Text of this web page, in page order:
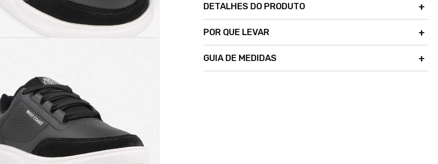
DETALHES DO PRODUTO
POR QUE LEVAR
GUIA DE MEDIDAS